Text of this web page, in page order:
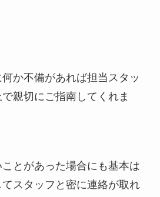
か不備があれば担当スタッ
親切にご指南してくれま
とがあった場合にも基本は
スタッフと密に連絡が取れ